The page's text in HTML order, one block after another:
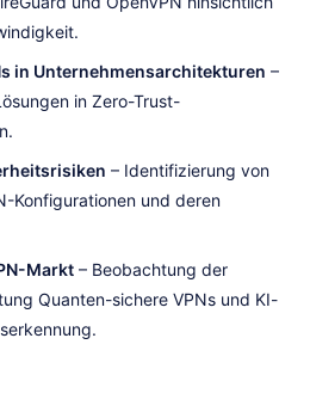
in Unternehmensarchitekturen –
in Zero-Trust-
– Identifizierung von
Konfigurationen und deren
Markt – Beobachtung der
Quanten-sichere VPNs und KI-